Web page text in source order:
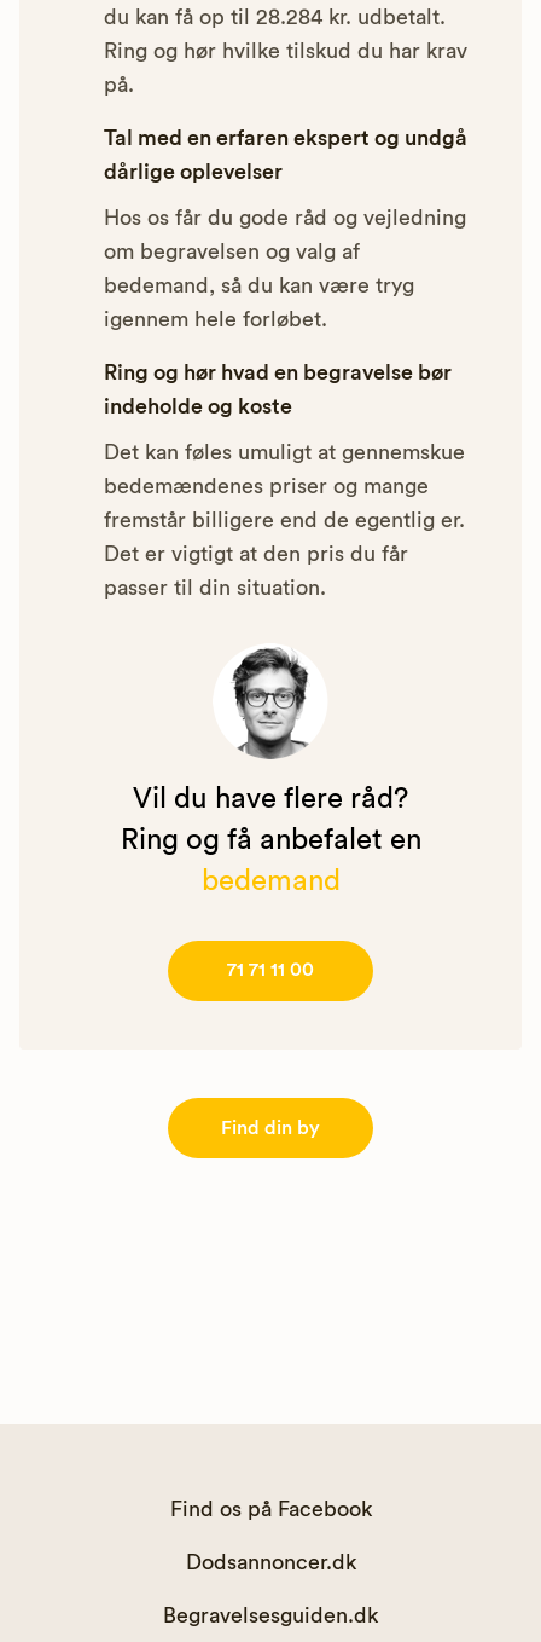
du kan få op til 28.284 kr. udbetalt.
Ring og hør hvilke tilskud du har krav
på.
Tal med en erfaren ekspert og undgå
dårlige oplevelser
Hos os får du gode råd og vejledning
om begravelsen og valg af
bedemand, så du kan være tryg
igennem hele forløbet.
Ring og hør hvad en begravelse bør
indeholde og koste
Det kan føles umuligt at gennemskue
bedemændenes priser og mange
fremstår billigere end de egentlig er.
Det er vigtigt at den pris du får
passer til din situation.
Vil du have flere råd?
Ring og få anbefalet en
bedemand
71 71 11 00
Find din by
Find os på Facebook
Dodsannoncer.dk
Begravelsesguiden.dk